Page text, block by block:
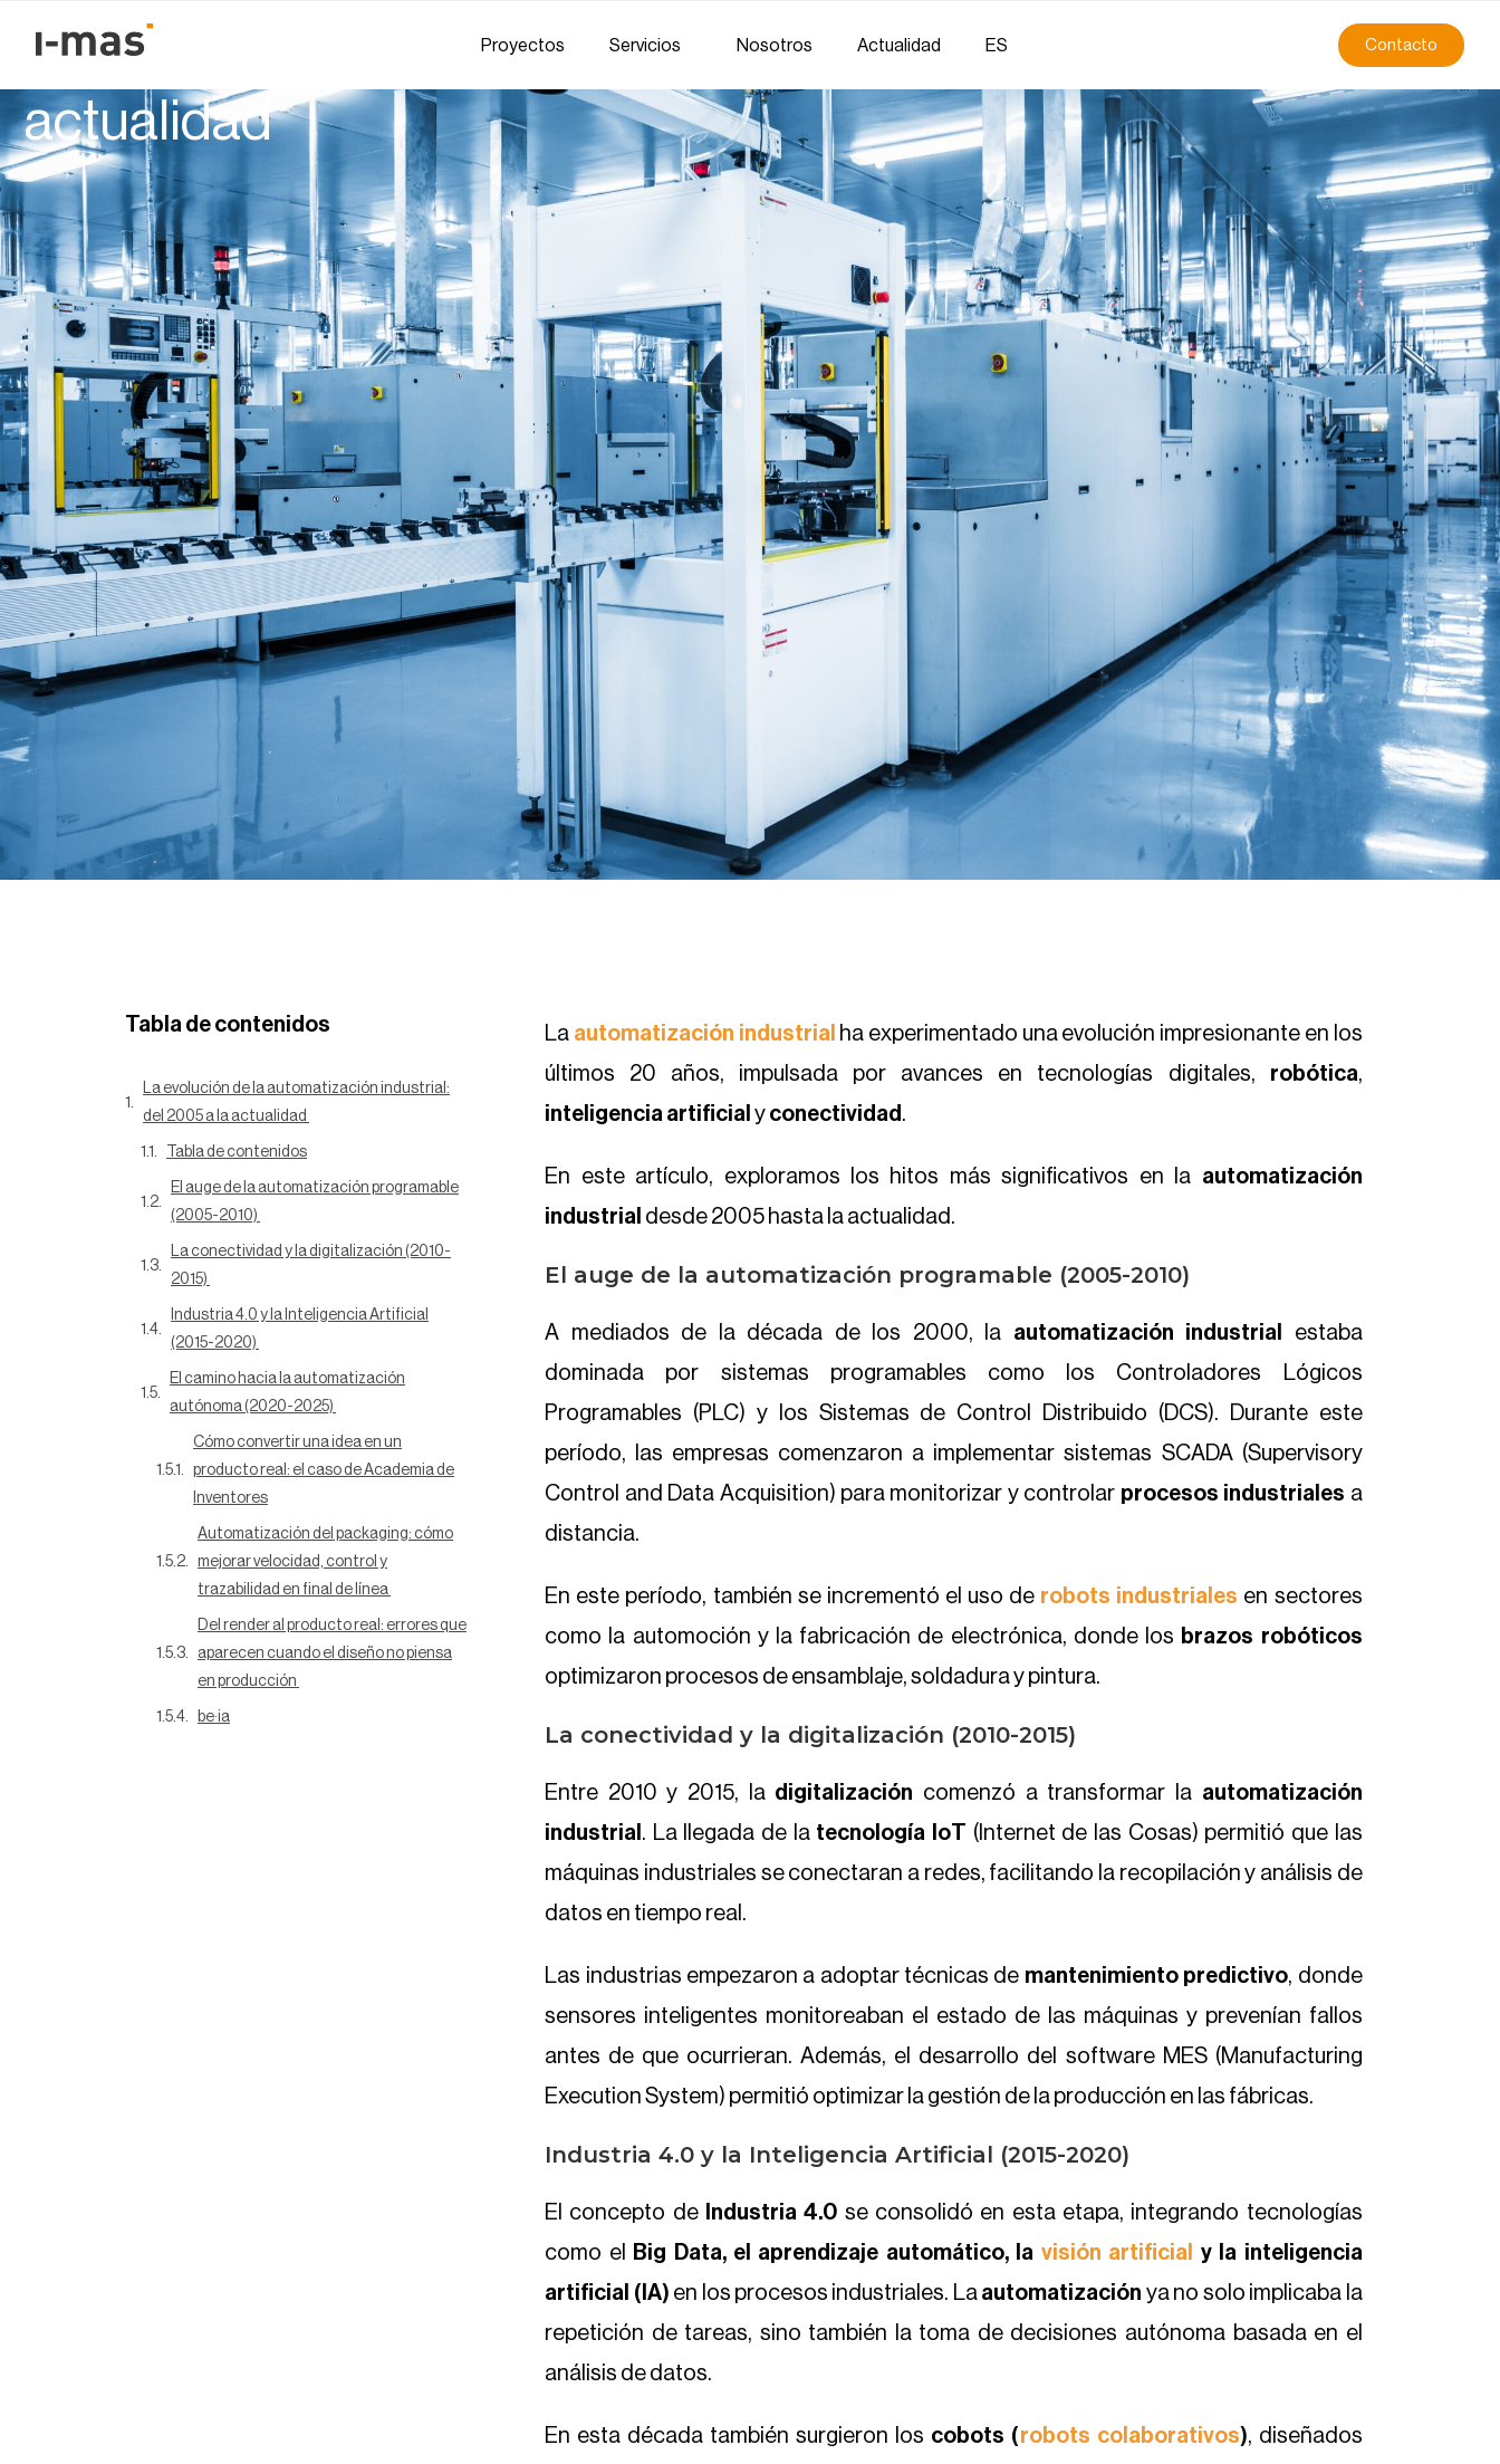
Proyectos Servicios Nosotros Actualidad ES Contacto
La evolución de la automatización industrial: del 2005 a la
actualidad
Tabla de contenidos
La evolución de la automatización industrial:
del 2005 a la actualidad
Tabla de contenidos
El auge de la automatización programable
(2005-2010)
La conectividad y la digitalización (2010-
2015)
Industria 4.0 y la Inteligencia Artificial
(2015-2020)
El camino hacia la automatización
autónoma (2020-2025)
Cómo convertir una idea en un
producto real: el caso de Academia de
Inventores
Automatización del packaging: cómo
mejorar velocidad, control y
trazabilidad en final de línea
Del render al producto real: errores que
aparecen cuando el diseño no piensa
en producción
be·ia
La automatización industrial ha experimentado una evolución impresionante en los
últimos 20 años, impulsada por avances en tecnologías digitales, robótica,
inteligencia artificialy conectividad .
En este artículo, exploramos los hitos más significativos en la automatización
industrial desde 2005 hasta la actualidad.
El auge de la automatización programable (2005-2010)
A mediados de la década de los 2000, la automatización industrial
estaba
dominada por sistemas programables como los Controladores Lógicos
Programables (PLC) y los Sistemas de Control Distribuido (DCS). Durante este
período, las empresas comenzaron a implementar sistemas SCADA (Supervisory
Control and Data Acquisition) para monitorizar y controlar procesos industriales a
distancia.
En este período, también se incrementó el uso de robots industriales en sectores
como la automoción y la fabricación de electrónica, donde los brazos robóticos
optimizaron procesos de ensamblaje, soldadura y pintura.
La conectividad y la digitalización (2010-2015)
Entre 2010 y 2015, la digitalización comenzó a transformar la automatización
industrial . La llegada de la tecnología IoT (Internet de las Cosas) permitió que las
máquinas industriales se conectaran a redes, facilitando la recopilación y análisis de
datos en tiempo real.
Las industrias empezaron a adoptar técnicas de mantenimiento predictivo, donde
sensores inteligentes monitoreaban el estado de las máquinas y prevenían fallos
antes de que ocurrieran. Además, el desarrollo del software MES (Manufacturing
Execution System) permitió optimizar la gestión de la producción en las fábricas.
Industria 4.0 y la Inteligencia Artificial (2015-2020)
El concepto de Industria 4.0 se consolidó en esta etapa, integrando tecnologías
como el
Big Data, el aprendizaje automático, la visión artificial y la inteligencia
artificial (IA) en los procesos industriales. La automatización ya no solo implicaba la
repetición de tareas, sino también la toma de decisiones autónoma basada en el
análisis de datos.
En esta década también surgieron los cobots ( robots colaborativos), diseñados